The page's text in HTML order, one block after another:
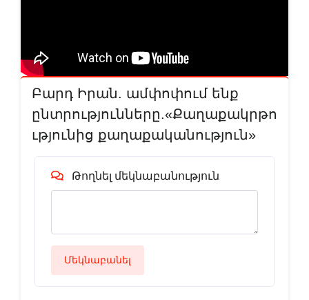
Բարդ Իրան. ամփոփում ենք
ընտրությունները.«Քաղաքակրթո
ւթյունից քաղաքականություն»
Թողնել մեկնաբանություն
Մեկնաբանել